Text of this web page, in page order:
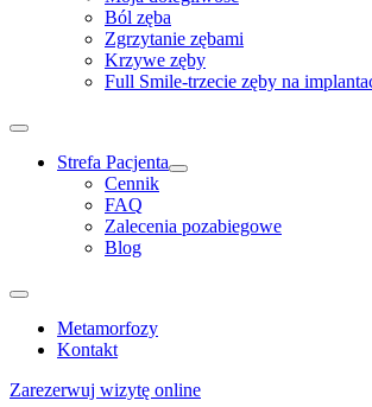
Ból zęba
Zgrzytanie zębami
Krzywe zęby
Full Smile-trzecie zęby na
Strefa Pacjenta
Cennik
FAQ
Zalecenia pozabiegowe
Blog
Metamorfozy
Kontakt
Zarezerwuj wizytę online